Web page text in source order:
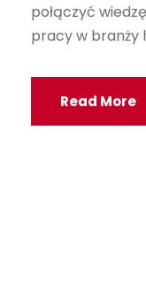
połączyć
pracy w branży
Read More